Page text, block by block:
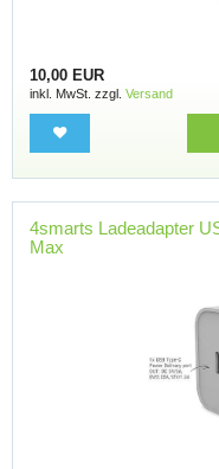
10,00 EUR
inkl. MwSt. zzgl. Versand
4smarts Ladeadapter
Max